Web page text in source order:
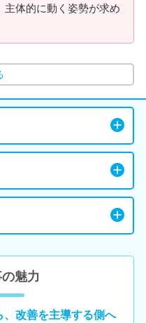
主体的に動く姿勢が求め
魅力
、改善を主導する側へ